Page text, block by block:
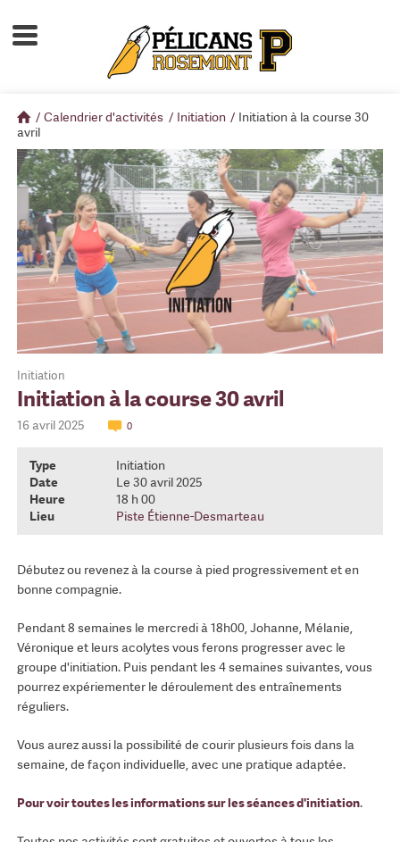
Accueil
Calendrier d'activités
Boutique
Devenir membre
/ Calendrier d'activités / Initiation / Initiation à la course 30
avril
Initiation
Initiation à la course 30 avril
16 avril 2025 0
Type
Initiation
Date
Le 30 avril 2025
Heure
18 h 00
Lieu
Piste Étienne-Desmarteau
Débutez ou revenez à la course à pied progressivement et en
bonne compagnie.
Pendant 8 semaines le mercredi à 18h00, Johanne, Mélanie,
Véronique et leurs acolytes vous ferons progresser avec le
groupe d'initiation. Puis pendant les 4 semaines suivantes, vous
pourrez expériementer le déroulement des entraînements
réguliers.
Vous aurez aussi la possibilité de courir plusieurs fois dans la
semaine, de façon individuelle, avec une pratique adaptée.
Pour voir toutes les informations sur les séances d'initiation.